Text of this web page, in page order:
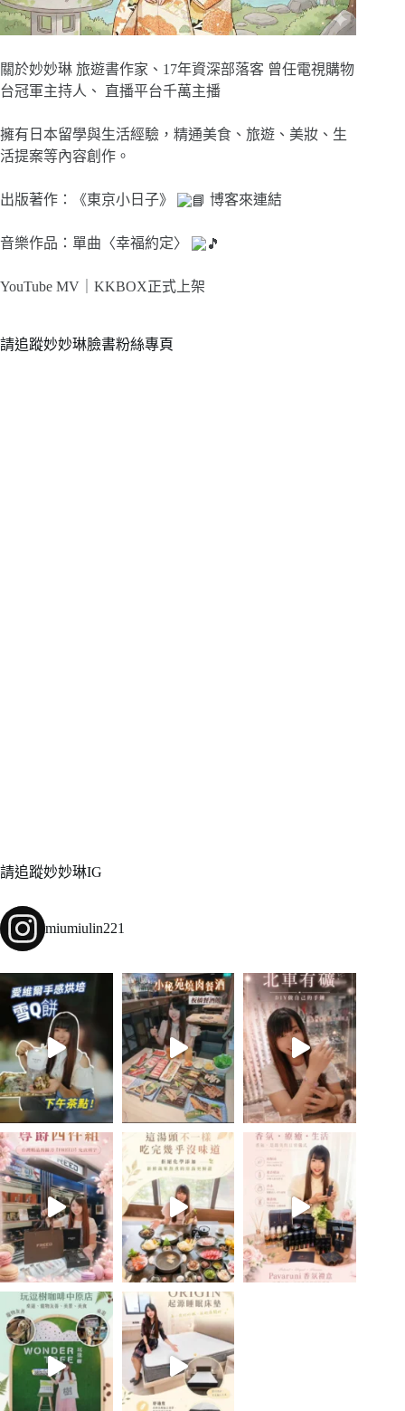
關於妙妙琳 旅遊書作家、17年資深部落客 曾任電視購物
台冠軍主持人、 直播平台千萬主播
擁有日本留學與生活經驗，精通美食、旅遊、美妝、生
活提案等內容創作。
出版著作：《東京小日子》 博客來連結
音樂作品：單曲〈幸福約定〉
YouTube MV｜ KKBOX正式上架
請追蹤妙妙琳臉書粉絲專頁
請追蹤妙妙琳IG
miumiulin221